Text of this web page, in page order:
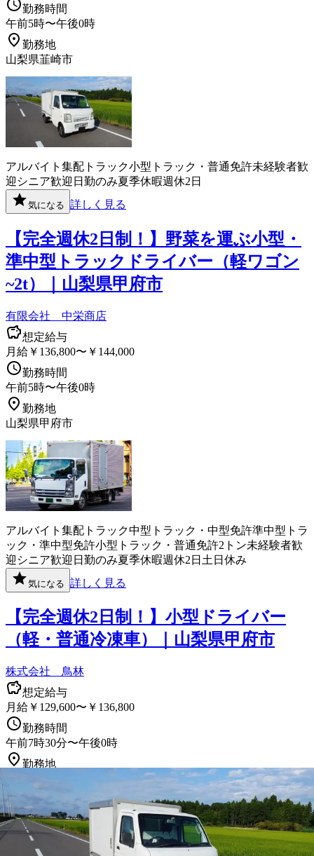
勤務時間
午前5時〜午後0時
勤務地
山梨県韮崎市
アルバイト 集配 トラック小型トラック・普通免許未経験者歓
迎 シニア歓迎 日勤のみ夏季休暇週休2日
気になる 詳しく見る
【完全週休2日制！】野菜を運ぶ小型・
準中型トラックドライバー（軽ワゴン
~2t）｜山梨県甲府市
有限会社 中栄商店
想定給与
月給￥136,800〜￥144,000
勤務時間
午前5時〜午後0時
勤務地
山梨県甲府市
アルバイト 集配 トラック中型トラック・中型免許準中型トラ
ック・準中型免許小型トラック・普通免許2トン未経験者歓
迎 シニア歓迎 日勤のみ夏季休暇週休2日 土日休み
気になる 詳しく見る
【完全週休2日制！】小型ドライバー
（軽・普通冷凍車）｜山梨県甲府市
株式会社 鳥林
想定給与
月給￥129,600〜￥136,800
勤務時間
午前7時30分〜午後0時
勤務地